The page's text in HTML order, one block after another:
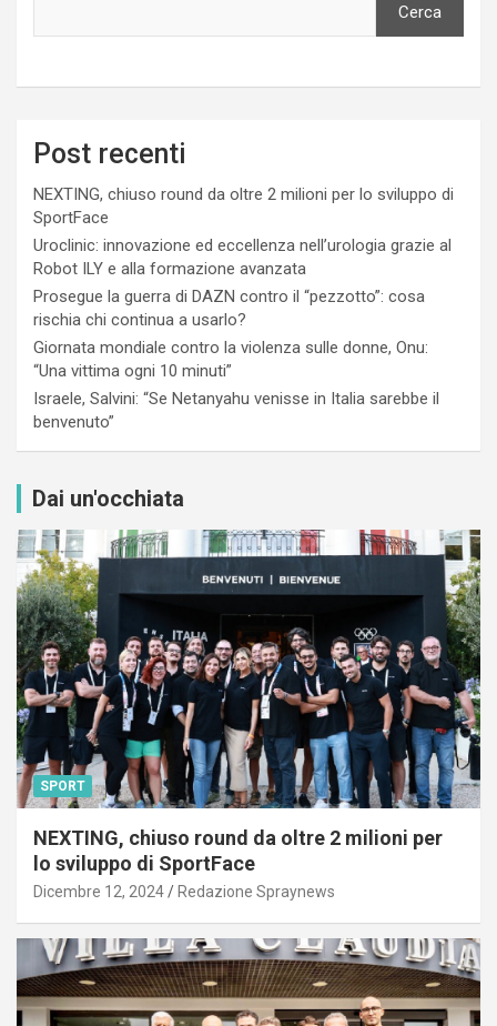
Cerca
Post recenti
NEXTING, chiuso round da oltre 2 milioni per lo sviluppo di
SportFace
Uroclinic: innovazione ed eccellenza nell’urologia grazie al
Robot ILY e alla formazione avanzata
Prosegue la guerra di DAZN contro il “pezzotto”: cosa
rischia chi continua a usarlo?
Giornata mondiale contro la violenza sulle donne, Onu:
“Una vittima ogni 10 minuti”
Israele, Salvini: “Se Netanyahu venisse in Italia sarebbe il
benvenuto”
Dai un'occhiata
SPORT
NEXTING, chiuso round da oltre 2 milioni per
lo sviluppo di SportFace
Dicembre 12, 2024 Redazione Spraynews